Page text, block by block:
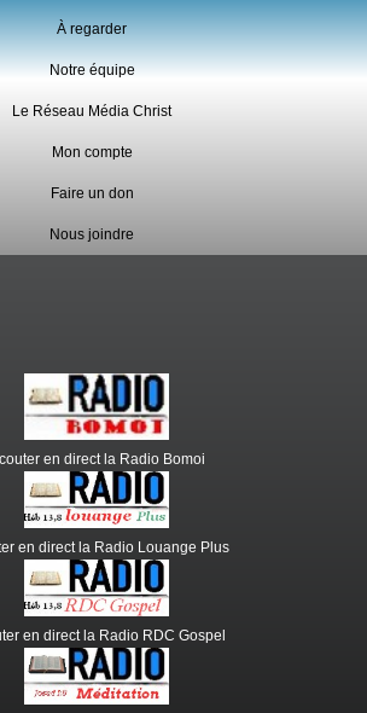
À regarder
Notre équipe
Le Réseau Média Christ
Mon compte
Faire un don
Nous joindre
en direct la Radio Bomoi
en direct la Radio Louange Plus
en direct la Radio RDC Gospel